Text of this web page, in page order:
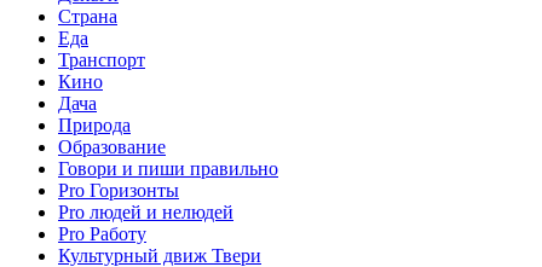
Страна
Еда
Транспорт
Кино
Дача
Природа
Образование
Говори и пиши правильно
Pro Горизонты
Pro людей и нелюдей
Pro Работу
Культурный движ Твери